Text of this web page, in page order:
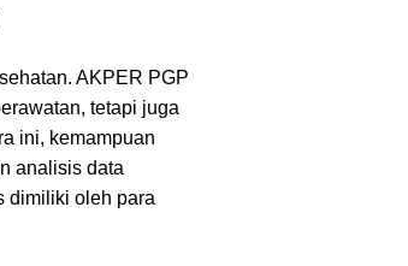
AKPER PGP
tetapi juga
ini, kemampuan
analisis data
dimiliki oleh para